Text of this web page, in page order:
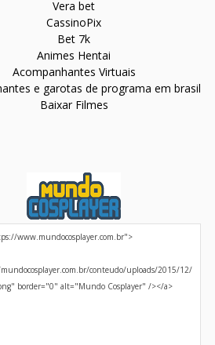
Vera bet
CassinoPix
Bet 7k
Animes Hentai
Acompanhantes Virtuais
e garotas de programa em brasil
Baixar Filmes